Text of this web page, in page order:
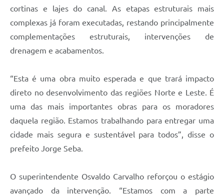
cortinas e lajes do canal. As etapas estruturais mais
complexas já foram executadas, restando principalmente
complementações estruturais, intervenções de
drenagem e acabamentos.
“Esta é uma obra muito esperada e que trará impacto
direto no desenvolvimento das regiões Norte e Leste. É
uma das mais importantes obras para os moradores
daquela região. Estamos trabalhando para entregar uma
cidade mais segura e sustentável para todos”, disse o
prefeito Jorge Seba.
O superintendente Osvaldo Carvalho reforçou o estágio
avançado da intervenção. “Estamos com a parte